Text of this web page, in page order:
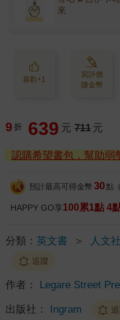
來
喜歡+1
寫評價
賺金幣
9 折 639 元 711 元
認購希望書包，幫助弱
預計最高可得金幣 30 點
HAPPY GO享100累1點 4
分類： 英文書 ＞ 人文
追蹤
作者： Legare Street
出版社： Ingram